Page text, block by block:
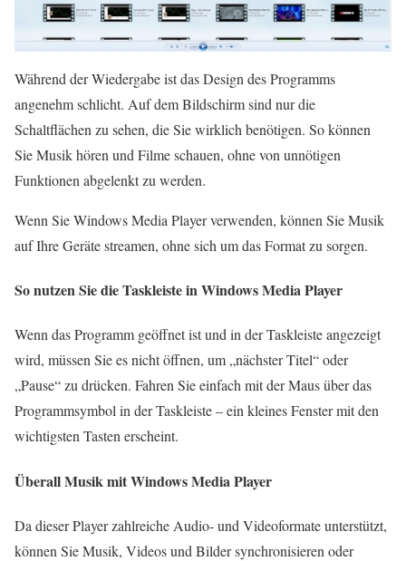
Während der Wiedergabe ist das Design des Programms
angenehm schlicht. Auf dem Bildschirm sind nur die
Schaltflächen zu sehen, die Sie wirklich benötigen. So können
Sie Musik hören und Filme schauen, ohne von unnötigen
Funktionen abgelenkt zu werden.
Wenn Sie Windows Media Player verwenden, können Sie Musik
auf Ihre Geräte streamen, ohne sich um das Format zu sorgen.
So nutzen Sie die Taskleiste in Windows Media Player
Wenn das Programm geöffnet ist und in der Taskleiste angezeigt
wird, müssen Sie es nicht öffnen, um „nächster Titel“ oder
„Pause“ zu drücken. Fahren Sie einfach mit der Maus über das
Programmsymbol in der Taskleiste – ein kleines Fenster mit den
wichtigsten Tasten erscheint.
Überall Musik mit Windows Media Player
Da dieser Player zahlreiche Audio- und Videoformate unterstützt,
können Sie Musik, Videos und Bilder synchronisieren oder